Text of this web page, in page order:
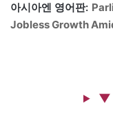
아시아엔 영어판:
Jobless Growth
▼